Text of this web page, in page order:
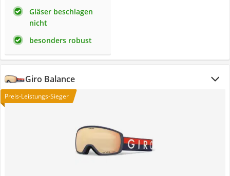
Gläser beschlagen
nicht
besonders robust
Giro Balance
Preis-Leistungs-Sieger